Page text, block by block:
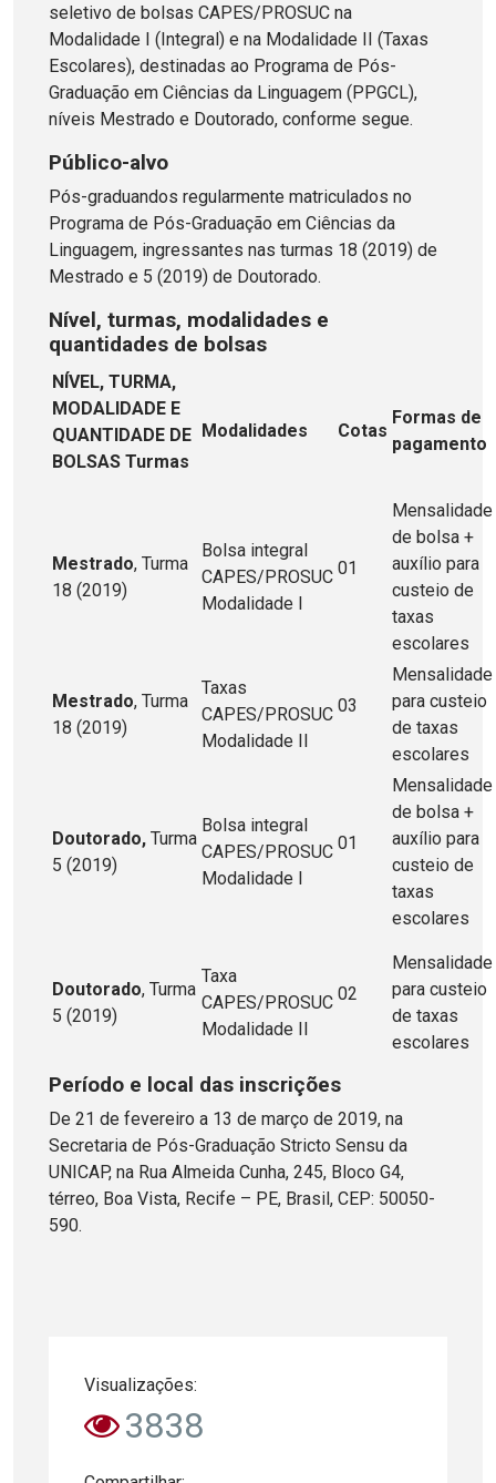
seletivo de bolsas CAPES/PROSUC na
Modalidade I (Integral) e na Modalidade II (Taxas
Escolares), destinadas ao Programa de Pós-
Graduação em Ciências da Linguagem (PPGCL),
níveis Mestrado e Doutorado, conforme segue.
Público-alvo
Pós-graduandos regularmente matriculados no
Programa de Pós-Graduação em Ciências da
Linguagem, ingressantes nas turmas 18 (2019) de
Mestrado e 5 (2019) de Doutorado.
Nível, turmas, modalidades e
quantidades de bolsas
NÍVEL, TURMA,
MODALIDADE E
QUANTIDADE DE
BOLSAS Turmas
Modalidades Cotas
Formas de
pagamento
Mestrado, Turma
18 (2019)
Bolsa integral
CAPES/PROSUC
Modalidade I
01
Mensalidade
de bolsa +
auxílio para
custeio de
taxas
escolares
Mestrado, Turma
18 (2019)
Taxas
CAPES/PROSUC
Modalidade II
03
Mensalidade
para custeio
de taxas
escolares
Doutorado, Turma
5 (2019)
Bolsa integral
CAPES/PROSUC
Modalidade I
01
Mensalidade
de bolsa +
auxílio para
custeio de
taxas
escolares
Doutorado, Turma
5 (2019)
Taxa
CAPES/PROSUC
Modalidade II
02
Mensalidade
para custeio
de taxas
escolares
Período e local das inscrições
De 21 de fevereiro a 13 de março de 2019, na
Secretaria de Pós-Graduação Stricto Sensu da
UNICAP, na Rua Almeida Cunha, 245, Bloco G4,
térreo, Boa Vista, Recife – PE, Brasil, CEP: 50050-
590.
Visualizações:
3838